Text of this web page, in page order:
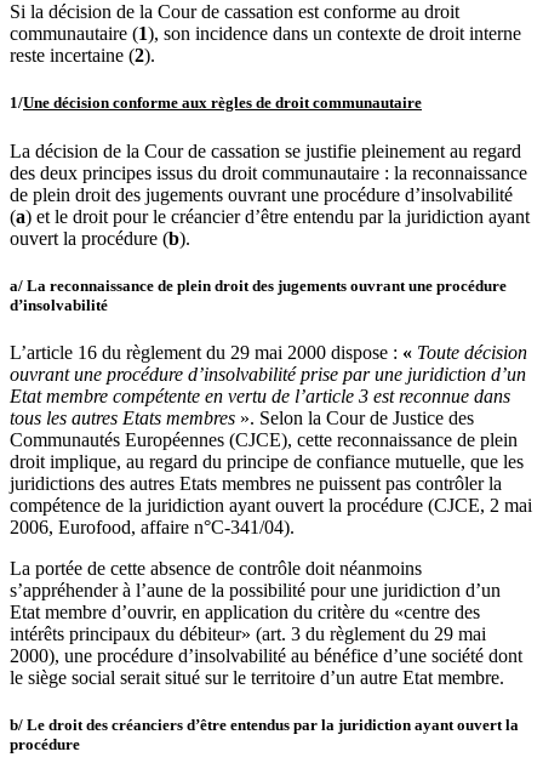
Si la décision de la Cour de cassation est conforme au droit
communautaire (1), son incidence dans un contexte de droit interne
reste incertaine (2).
1/Une décision conforme aux règles de droit communautaire
La décision de la Cour de cassation se justifie pleinement au regard
des deux principes issus du droit communautaire : la reconnaissance
de plein droit des jugements ouvrant une procédure d’insolvabilité
(a) et le droit pour le créancier d’être entendu par la juridiction ayant
ouvert la procédure (b).
a/ La reconnaissance de plein droit des jugements ouvrant une procédure
d’insolvabilité
L’article 16 du règlement du 29 mai 2000 dispose : « Toute décision
ouvrant une procédure d’insolvabilité prise par une juridiction d’un
Etat membre compétente en vertu de l’article 3 est reconnue dans
tous les autres Etats membres ». Selon la Cour de Justice des
Communautés Européennes (CJCE), cette reconnaissance de plein
droit implique, au regard du principe de confiance mutuelle, que les
juridictions des autres Etats membres ne puissent pas contrôler la
compétence de la juridiction ayant ouvert la procédure (CJCE, 2 mai
2006, Eurofood, affaire n°C-341/04).
La portée de cette absence de contrôle doit néanmoins
s’appréhender à l’aune de la possibilité pour une juridiction d’un
Etat membre d’ouvrir, en application du critère du «centre des
intérêts principaux du débiteur» (art. 3 du règlement du 29 mai
2000), une procédure d’insolvabilité au bénéfice d’une société dont
le siège social serait situé sur le territoire d’un autre Etat membre.
b/ Le droit des créanciers d’être entendus par la juridiction ayant ouvert la
procédure